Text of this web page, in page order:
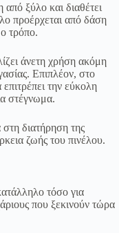
ξύλο και διαθέτει
προέρχεται από δάση
τρόπο.
άνετη χρήση ακόμη
Επιπλέον, στο
την εύκολη
στέγνωμα.
διατήρηση της
ζωής του πινέλου.
τόσο για
που ξεκινούν τώρα